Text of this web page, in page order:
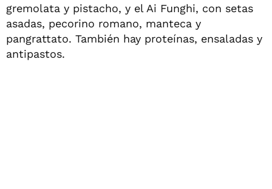
gremolata y pistacho, y el Ai Funghi, con setas
asadas, pecorino romano, manteca y
pangrattato. También hay proteínas, ensaladas y
antipastos.